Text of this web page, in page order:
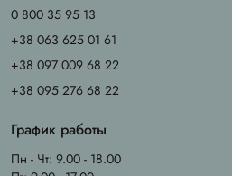
0 800 35 95 13
+38 063 625 01 61
+38 097 009 68 22
+38 095 276 68 22
График работы
Пн - Чт: 9.00 - 18.00